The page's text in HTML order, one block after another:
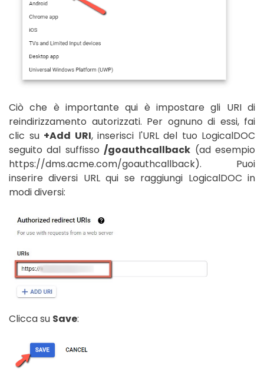
Ciò che è importante qui è impostare gli URI di
reindirizzamento autorizzati. Per ognuno di essi, fai
clic su +Add URI, inserisci l'URL del tuo LogicalDOC
seguito dal suffisso/goauthcallback (ad esempio
https://dms.acme.com/goauthcallback). Puoi
inserire diversi URL qui se raggiungi LogicalDOC in
modi diversi:
Clicca su Save: